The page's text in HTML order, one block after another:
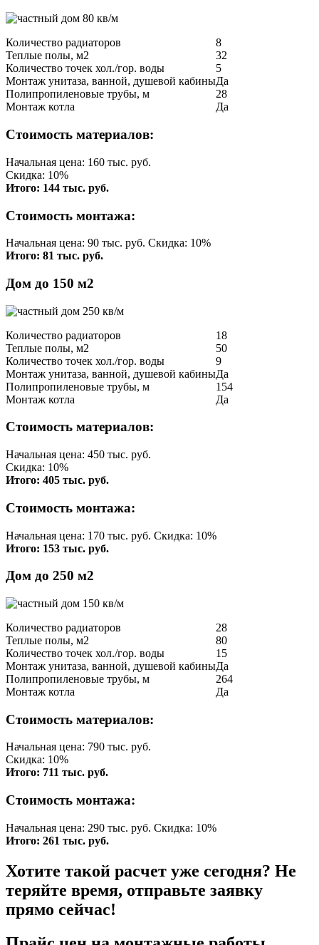
Количество радиаторов
8
Теплые полы, м2
32
Количество точек хол./гор. воды
5
Монтаж унитаза, ванной, душевой кабиныДа
Полипропиленовые трубы, м
28
Монтаж котла
Да
Стоимость материалов:
Начальная цена: 160 тыс. руб.
Скидка: 10%
Итого: 144 тыс. руб.
Стоимость монтажа:
Начальная цена: 90 тыс. руб. Скидка: 10%
Итого: 81 тыс. руб.
Дом до 150 м2
Количество радиаторов
18
Теплые полы, м2
50
Количество точек хол./гор. воды
9
Монтаж унитаза, ванной, душевой кабиныДа
Полипропиленовые трубы, м
154
Монтаж котла
Да
Стоимость материалов:
Начальная цена: 450 тыс. руб.
Скидка: 10%
Итого: 405 тыс. руб.
Стоимость монтажа:
Начальная цена: 170 тыс. руб. Скидка: 10%
Итого: 153 тыс. руб.
Дом до 250 м2
Количество радиаторов
28
Теплые полы, м2
80
Количество точек хол./гор. воды
15
Монтаж унитаза, ванной, душевой кабиныДа
Полипропиленовые трубы, м
264
Монтаж котла
Да
Стоимость материалов:
Начальная цена: 790 тыс. руб.
Скидка: 10%
Итого: 711 тыс. руб.
Стоимость монтажа:
Начальная цена: 290 тыс. руб. Скидка: 10%
Итого: 261 тыс. руб.
Хотите такой расчет уже сегодня? Не
теряйте время, отправьте заявку
прямо сейчас!